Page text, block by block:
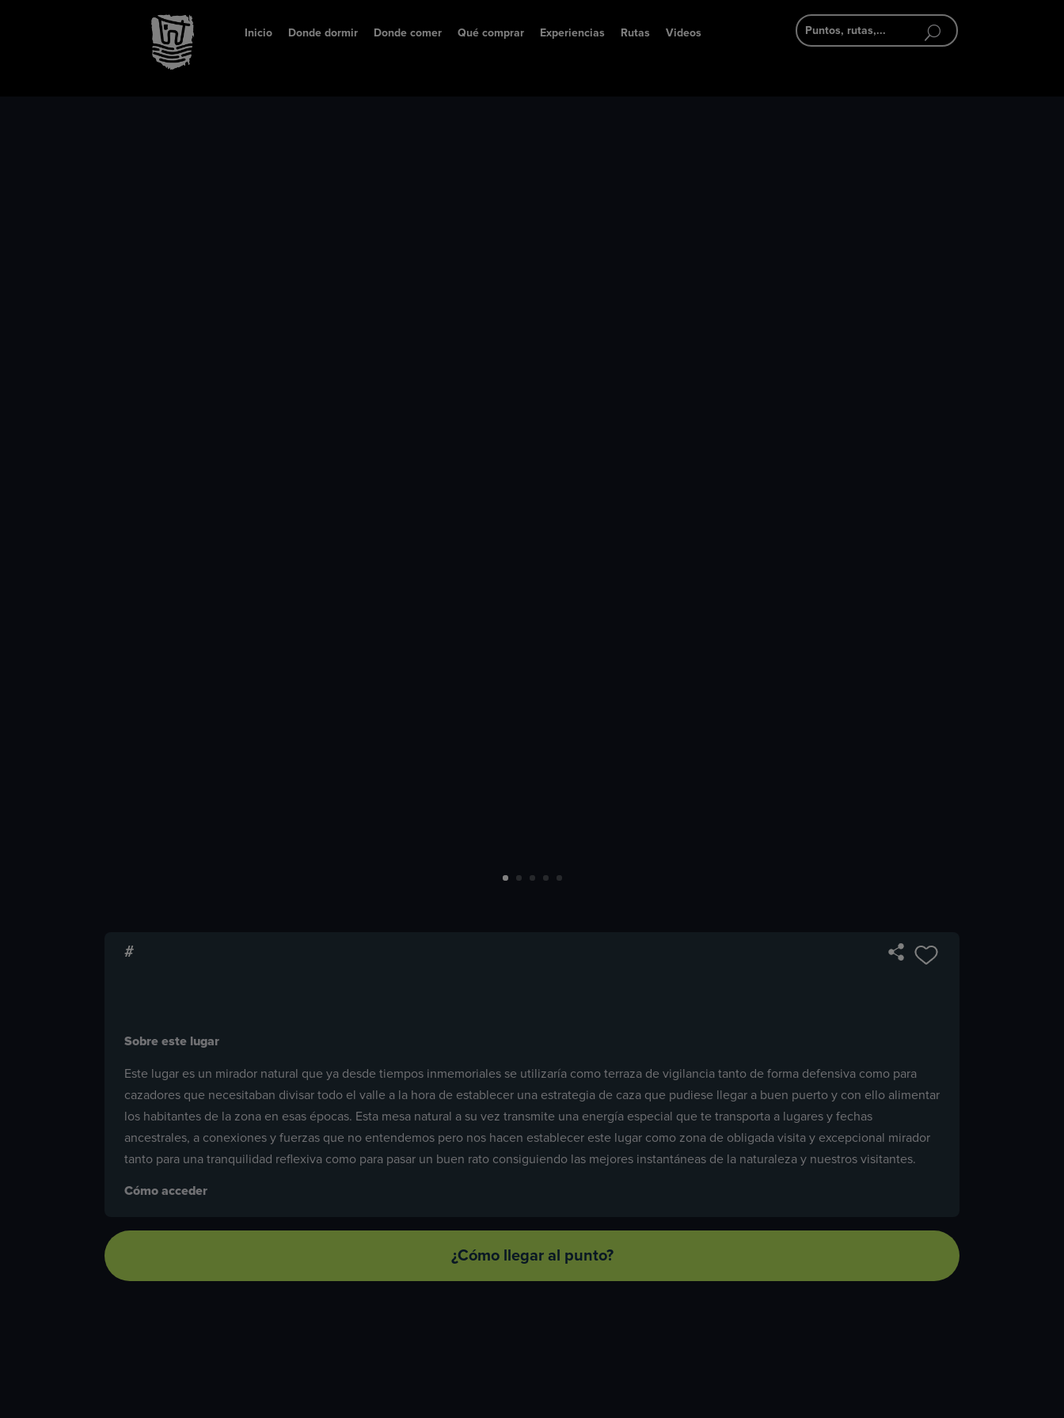
Inicio Donde dormir Donde comer Qué comprar Experiencias Rutas Videos
#
Sobre este lugar
Este lugar es un mirador natural que ya desde tiempos inmemoriales se utilizaría como terraza de vigilancia tanto de forma defensiva como para
cazadores que necesitaban divisar todo el valle a la hora de establecer una estrategia de caza que pudiese llegar a buen puerto y con ello alimentar
los habitantes de la zona en esas épocas. Esta mesa natural a su vez transmite una energía especial que te transporta a lugares y fechas
ancestrales, a conexiones y fuerzas que no entendemos pero nos hacen establecer este lugar como zona de obligada visita y excepcional mirador
tanto para una tranquilidad reflexiva como para pasar un buen rato consiguiendo las mejores instantáneas de la naturaleza y nuestros visitantes.
Cómo acceder
¿Cómo llegar al punto?